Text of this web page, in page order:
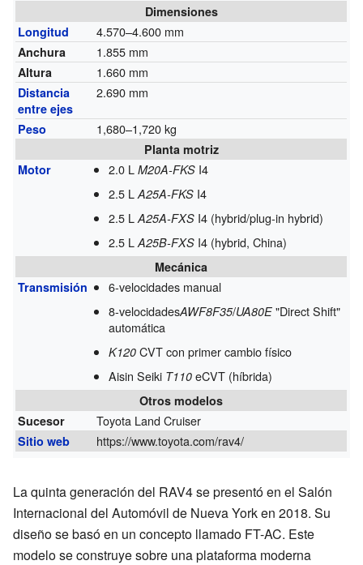
Dimensiones
Longitud
4.570–4.600 mm
Anchura 1.855 mm
Altura 1.660 mm
Distancia
entre ejes
2.690 mm
Peso 1,680–1,720 kg
Planta motriz
Motor
2.0 L M20A-FKSI4
2.5 L A25A-FKSI4
2.5 L A25A-FXSI4 (hybrid/plug-in hybrid)
2.5 L A25B-FXSI4 (hybrid, China)
Mecánica
Transmisión
6-velocidades manual
8-velocidadesAWF8F35/UA80E"Direct Shift"
automática
K120CVT con primer cambio físico
Aisin Seiki T110eCVT (híbrida)
Otros modelos
Sucesor
Toyota Land Cruiser
Sitio web https://www.toyota.com/rav4/
La quinta generación del RAV4 se presentó en el Salón
Internacional del Automóvil de Nueva York en 2018. Su
diseño se basó en un concepto llamado FT-AC. Este
modelo se construye sobre una plataforma moderna